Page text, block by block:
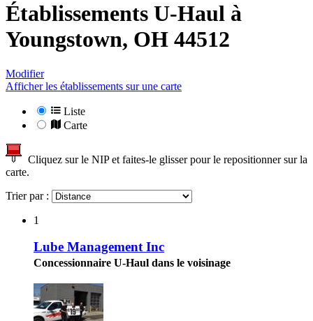
Établissements U-Haul à
Youngstown, OH 44512
Modifier
Afficher les établissements sur une carte
Liste
Carte
Cliquez sur le NIP et faites-le glisser pour le repositionner sur la
carte.
Trier par :
1
Lube Management Inc
Concessionnaire U-Haul dans le voisinage